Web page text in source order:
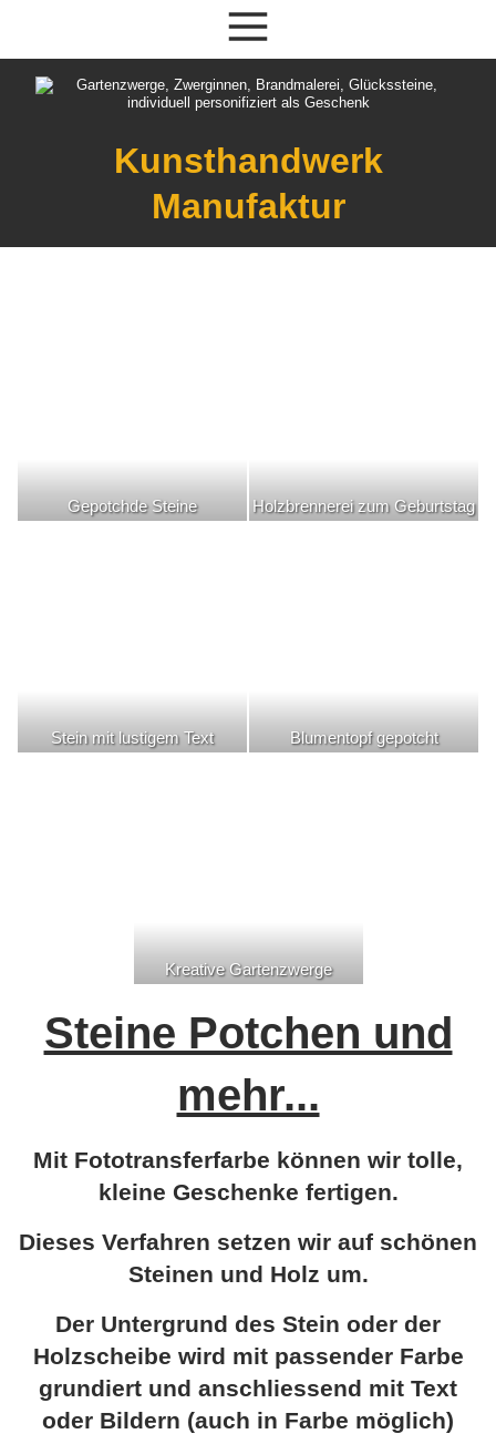
Kunsthandwerk
Manufaktur
Gepotchde Steine Holzbrennerei zum Geburtstag
Stein mit lustigem Text Blumentopf gepotcht
Kreative Gartenzwerge
Steine Potchen und
mehr...
Mit Fototransferfarbe können wir tolle,
kleine Geschenke fertigen.
Dieses Verfahren setzen wir auf schönen
Steinen und Holz um.
Der Untergrund des Stein oder der
Holzscheibe wird mit passender Farbe
grundiert und anschliessend mit Text
oder Bildern (auch in Farbe möglich)